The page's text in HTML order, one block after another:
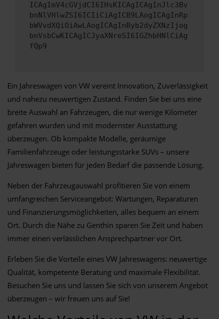
ICAgImV4cGVjdCI6IHsKICAgICAgInJlc3Bv
bnNlVHlwZSI6ICIiCiAgICB9LAogICAgInRp
bWVvdXQiOiAwLAogICAgInByb2dyZXNzIjog
bnVsbCwKICAgICJyaXNreSI6IGZhbHNlCiAg
fQp9
Ein Jahreswagen von VW vereint Innovation, Zuverlässigkeit
und nahezu neuwertigen Zustand. Finden Sie bei uns eine
breite Auswahl an Fahrzeugen, die nur wenige Kilometer
gefahren wurden und mit modernster Ausstattung
überzeugen. Ob kompakte Modelle, geräumige
Familienfahrzeuge oder leistungsstarke SUVs – unsere
Jahreswagen bieten für jeden Bedarf die passende Lösung.
Neben der Fahrzeugauswahl profitieren Sie von einem
umfangreichen Serviceangebot: Wartungen, Reparaturen
und Finanzierungsmöglichkeiten, alles bequem an einem
Ort. Durch die Nähe zu Genthin sparen Sie Zeit und haben
immer einen verlässlichen Ansprechpartner vor Ort.
Erleben Sie die Vorteile eines VW Jahreswagens: neuwertige
Qualität, kompetente Beratung und maximale Flexibilität.
Besuchen Sie uns und lassen Sie sich von unserem Angebot
überzeugen – wir freuen uns auf Sie!